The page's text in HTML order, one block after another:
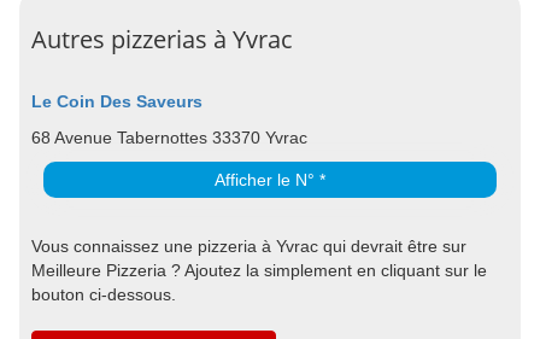
Autres pizzerias à Yvrac
Le Coin Des Saveurs
68 Avenue Tabernottes 33370 Yvrac
Afficher le N° *
Vous connaissez une pizzeria à Yvrac qui devrait être sur
Meilleure Pizzeria ? Ajoutez la simplement en cliquant sur le
bouton ci-dessous.